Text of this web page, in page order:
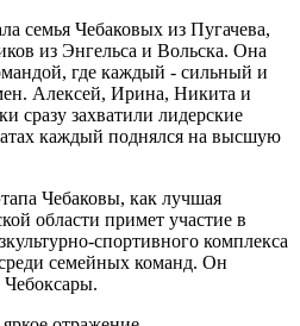
семья Чебаковых из Пугачева,
из Энгельса и Вольска. Она
где каждый - сильный и
Алексей, Ирина, Никита и
сразу захватили лидерские
каждый поднялся на высшую
Чебаковы, как лучшая
области примет участие в
спортивного комплекса
семейных команд. Он
Чебоксары.